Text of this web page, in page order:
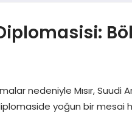
nedeniyle Mısır, Suudi
yoğun bir mesai